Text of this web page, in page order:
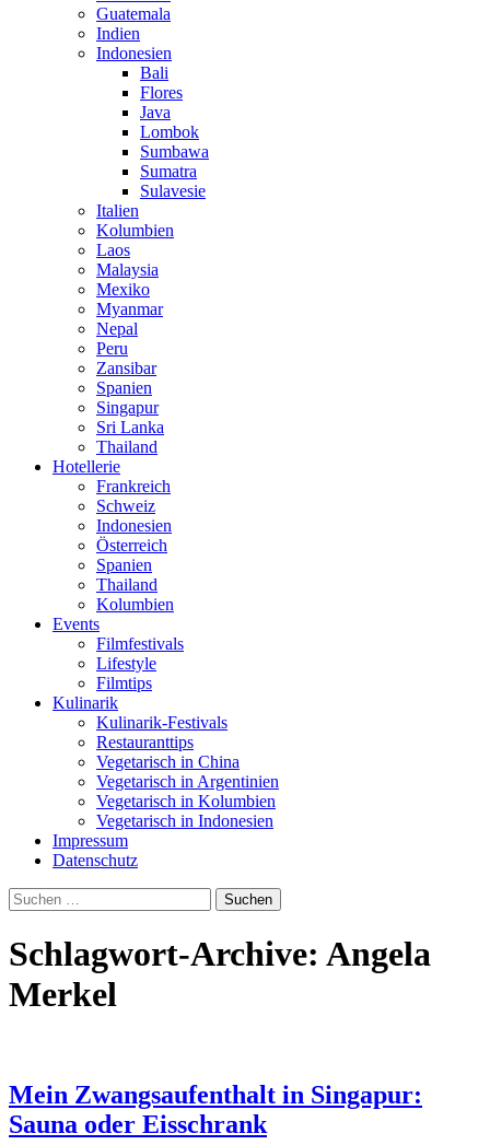
Guatemala
Indien
Indonesien
Bali
Flores
Java
Lombok
Sumbawa
Sumatra
Sulavesie
Italien
Kolumbien
Laos
Malaysia
Mexiko
Myanmar
Nepal
Peru
Zansibar
Spanien
Singapur
Sri Lanka
Thailand
Hotellerie
Frankreich
Schweiz
Indonesien
Österreich
Spanien
Thailand
Kolumbien
Events
Filmfestivals
Lifestyle
Filmtips
Kulinarik
Kulinarik-Festivals
Restauranttips
Vegetarisch in China
Vegetarisch in Argentinien
Vegetarisch in Kolumbien
Vegetarisch in Indonesien
Impressum
Datenschutz
Suchen
nach:
Schlagwort-Archive: Angela
Merkel
Mein Zwangsaufenthalt in Singapur:
Sauna oder Eisschrank